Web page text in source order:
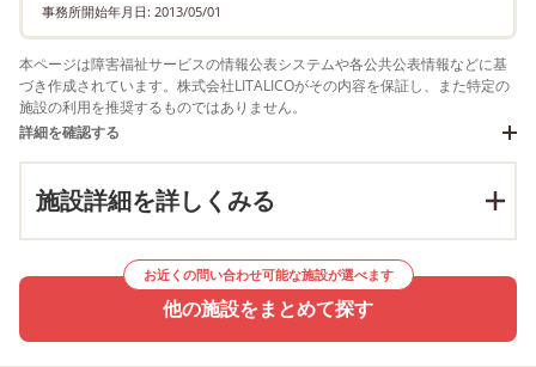
事務所開始年月日: 2013/05/01
本ページは障害福祉サービスの情報公表システムや各公共公表情報などに基
づき作成されています。株式会社LITALICOがその内容を保証し、また特定の
施設の利用を推奨するものではありません。
詳細を確認する
施設詳細を詳しくみる
お近くの問い合わせ可能な施設が選べます
他の施設をまとめて探す